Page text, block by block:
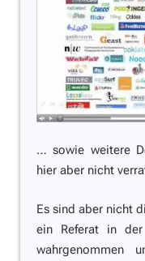
… sowie weitere
hier aber nicht
Es sind aber nicht
ein Referat in der
wahrgenommen